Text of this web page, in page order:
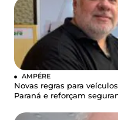
AMPÉRE
Novas regras para
Paraná e reforçam